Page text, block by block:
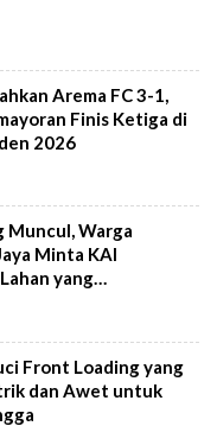
Arema FC 3-1,
Finis Ketiga di
2026
Muncul, Warga
Minta KAI
yang
Front Loading yang
dan Awet untuk